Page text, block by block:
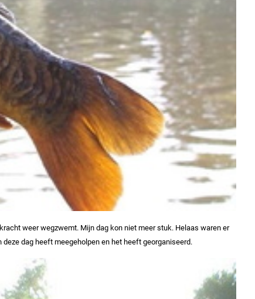
weer wegzwemt. Mijn dag kon niet meer stuk. Helaas waren er
dag heeft meegeholpen en het heeft georganiseerd.